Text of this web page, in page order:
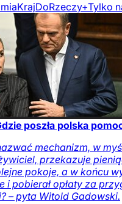
KrajDoRzeczy+Tylko
poszła polska
mechanizm, w
przekazuje
pokoje, a w końcu
i pobierał opłaty za
– pyta Witold Gadowski.